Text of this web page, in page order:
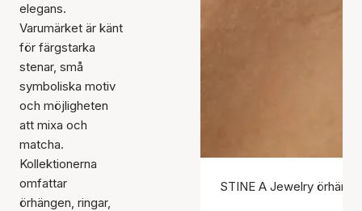
elegans.
Varumärket är känt
för färgstarka
stenar, små
symboliska motiv
och möjligheten
att mixa och
matcha.
Kollektionerna
omfattar
örhängen, ringar,
STINE A Jewelry